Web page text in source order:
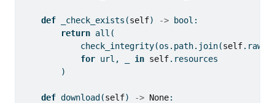
def _check_exists(self) -> bool :
return all (
            check_integrity(os.path.join(
self
for url, _ in self.resources
        )
def download(self) -> None: